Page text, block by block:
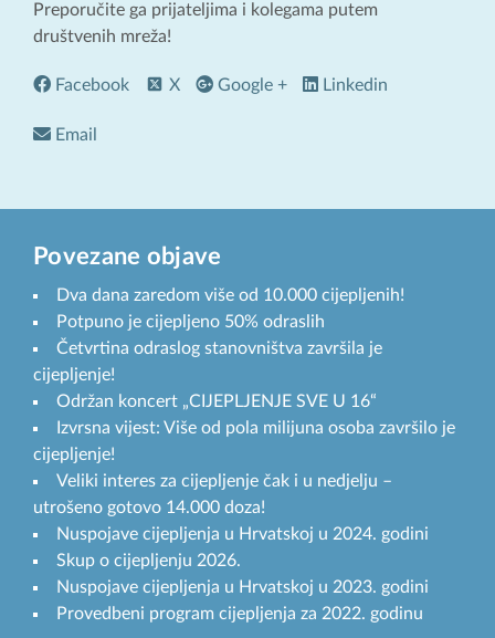
Preporučite ga prijateljima i kolegama putem
društvenih mreža!
Facebook X Google + Linkedin
Email
Povezane objave
Dva dana zaredom više od 10.000 cijepljenih!
Potpuno je cijepljeno 50% odraslih
Četvrtina odraslog stanovništva završila je
cijepljenje!
Održan koncert „CIJEPLJENJE SVE U 16“
Izvrsna vijest: Više od pola milijuna osoba završilo je
cijepljenje!
Veliki interes za cijepljenje čak i u nedjelju –
utrošeno gotovo 14.000 doza!
Nuspojave cijepljenja u Hrvatskoj u 2024. godini
Skup o cijepljenju 2026.
Nuspojave cijepljenja u Hrvatskoj u 2023. godini
Provedbeni program cijepljenja za 2022. godinu